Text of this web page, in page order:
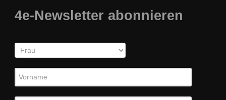
4e-Newsletter abonnieren